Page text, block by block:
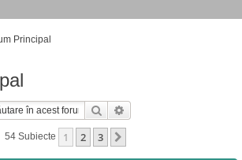
Principal
Căutare
54 Subiecte 1 2 3